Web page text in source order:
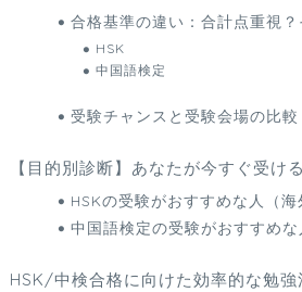
合格基準の違い：合計点重視
HSK
中国語検定
受験チャンスと受験会場の比較
【目的別診断】あなたが今すぐ受け
HSKの受験がおすすめな人（海
中国語検定の受験がおすすめ
HSK/中検合格に向けた効率的な勉